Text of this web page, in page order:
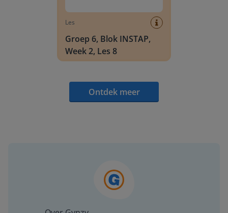
Les
Groep 6, Blok INSTAP,
Week 2, Les 8
Ontdek meer